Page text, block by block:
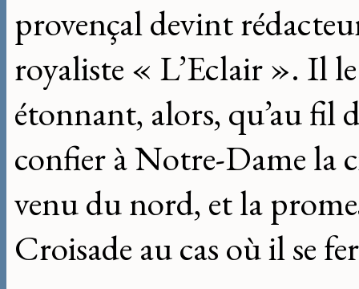
provençal devint
royaliste « L’Eclair ». Il
étonnant, alors, qu’au fil
confier à Notre-Dame la
venu du nord, et la
Croisade au cas où il se